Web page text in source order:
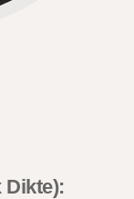
Dikte):